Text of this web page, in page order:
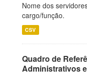
Nome dos
cargo/função.
CSV
Quadro de
Administrativos